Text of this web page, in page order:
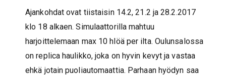
Ajankohdat ovat tiistaisin 14.2, 21.2 ja 28.2.2017
klo 18 alkaen. Simulaattorilla mahtuu
harjoittelemaan max 10 hlöä per ilta. Oulunsalossa
on replica haulikko, joka on hyvin kevyt ja vastaa
ehkä jotain puoliautomaattia. Parhaan hyödyn saa